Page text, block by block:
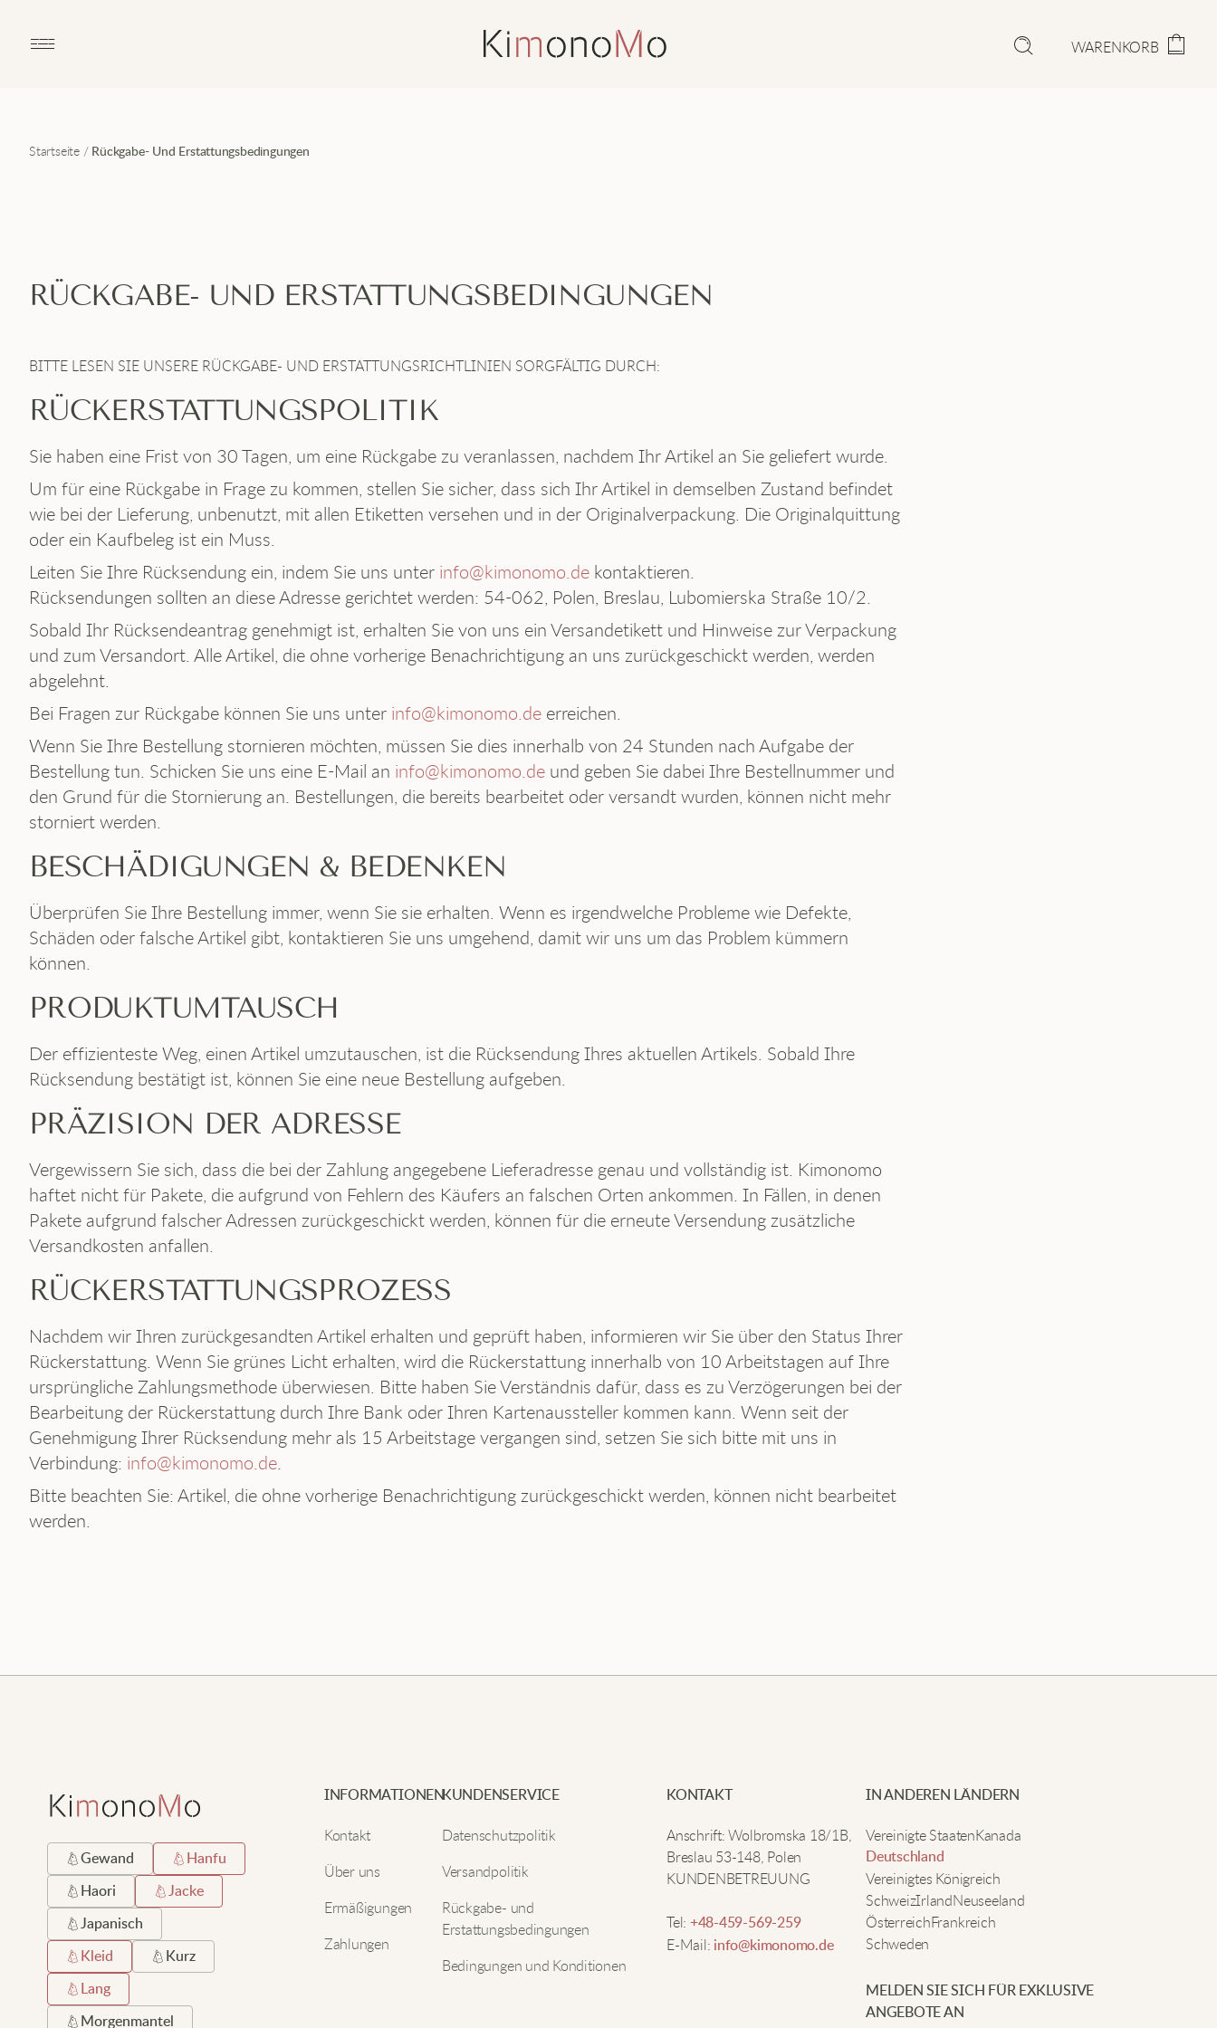
Open main menu WARENKORB
Startseite/ Rückgabe- Und Erstattungsbedingungen
RÜCKGABE- UND ERSTATTUNGSBEDINGUNGEN
BITTE LESEN SIE UNSERE RÜCKGABE- UND ERSTATTUNGSRICHTLINIEN SORGFÄLTIG DURCH:
RÜCKERSTATTUNGSPOLITIK
Sie haben eine Frist von 30 Tagen, um eine Rückgabe zu veranlassen, nachdem Ihr Artikel an Sie geliefert wurde.
Um für eine Rückgabe in Frage zu kommen, stellen Sie sicher, dass sich Ihr Artikel in demselben Zustand befindet
wie bei der Lieferung, unbenutzt, mit allen Etiketten versehen und in der Originalverpackung. Die Originalquittung
oder ein Kaufbeleg ist ein Muss.
Leiten Sie Ihre Rücksendung ein, indem Sie uns unter info@kimonomo.de kontaktieren.
Rücksendungen sollten an diese Adresse gerichtet werden: 54-062, Polen, Breslau, Lubomierska Straße 10/2.
Sobald Ihr Rücksendeantrag genehmigt ist, erhalten Sie von uns ein Versandetikett und Hinweise zur Verpackung
und zum Versandort. Alle Artikel, die ohne vorherige Benachrichtigung an uns zurückgeschickt werden, werden
abgelehnt.
Bei Fragen zur Rückgabe können Sie uns unter info@kimonomo.de erreichen.
Wenn Sie Ihre Bestellung stornieren möchten, müssen Sie dies innerhalb von 24 Stunden nach Aufgabe der
Bestellung tun. Schicken Sie uns eine E-Mail an info@kimonomo.de und geben Sie dabei Ihre Bestellnummer und
den Grund für die Stornierung an. Bestellungen, die bereits bearbeitet oder versandt wurden, können nicht mehr
storniert werden.
BESCHÄDIGUNGEN & BEDENKEN
Überprüfen Sie Ihre Bestellung immer, wenn Sie sie erhalten. Wenn es irgendwelche Probleme wie Defekte,
Schäden oder falsche Artikel gibt, kontaktieren Sie uns umgehend, damit wir uns um das Problem kümmern
können.
PRODUKTUMTAUSCH
Der effizienteste Weg, einen Artikel umzutauschen, ist die Rücksendung Ihres aktuellen Artikels. Sobald Ihre
Rücksendung bestätigt ist, können Sie eine neue Bestellung aufgeben.
PRÄZISION DER ADRESSE
Vergewissern Sie sich, dass die bei der Zahlung angegebene Lieferadresse genau und vollständig ist. Kimonomo
haftet nicht für Pakete, die aufgrund von Fehlern des Käufers an falschen Orten ankommen. In Fällen, in denen
Pakete aufgrund falscher Adressen zurückgeschickt werden, können für die erneute Versendung zusätzliche
Versandkosten anfallen.
RÜCKERSTATTUNGSPROZESS
Nachdem wir Ihren zurückgesandten Artikel erhalten und geprüft haben, informieren wir Sie über den Status Ihrer
Rückerstattung. Wenn Sie grünes Licht erhalten, wird die Rückerstattung innerhalb von 10 Arbeitstagen auf Ihre
ursprüngliche Zahlungsmethode überwiesen. Bitte haben Sie Verständnis dafür, dass es zu Verzögerungen bei der
Bearbeitung der Rückerstattung durch Ihre Bank oder Ihren Kartenaussteller kommen kann. Wenn seit der
Genehmigung Ihrer Rücksendung mehr als 15 Arbeitstage vergangen sind, setzen Sie sich bitte mit uns in
Verbindung: info@kimonomo.de.
Bitte beachten Sie: Artikel, die ohne vorherige Benachrichtigung zurückgeschickt werden, können nicht bearbeitet
werden.
Gewand Hanfu
Haori Jacke
Japanisch
Kleid Kurz
Lang
Morgenmantel
INFORMATIONEN
Kontakt
Über uns
Ermäßigungen
Zahlungen
KUNDENSERVICE
Datenschutzpolitik
Versandpolitik
Rückgabe- und
Erstattungsbedingungen
Bedingungen und Konditionen
KONTAKT
Anschrift: Wolbromska 18/1B,
Breslau 53-148, Polen
KUNDENBETREUUNG
Tel: +48-459-569-259
E-Mail: info@kimonomo.de
IN ANDEREN LÄNDERN
Vereinigte StaatenKanada
Deutschland
Vereinigtes Königreich
SchweizIrlandNeuseeland
ÖsterreichFrankreich
Schweden
MELDEN SIE SICH FÜR EXKLUSIVE
ANGEBOTE AN